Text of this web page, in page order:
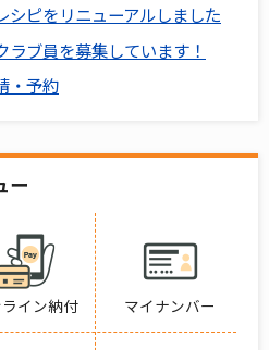
シピをリニューアルしました
ブ員を募集しています！
・予約
ー
イン納付 マイナンバー